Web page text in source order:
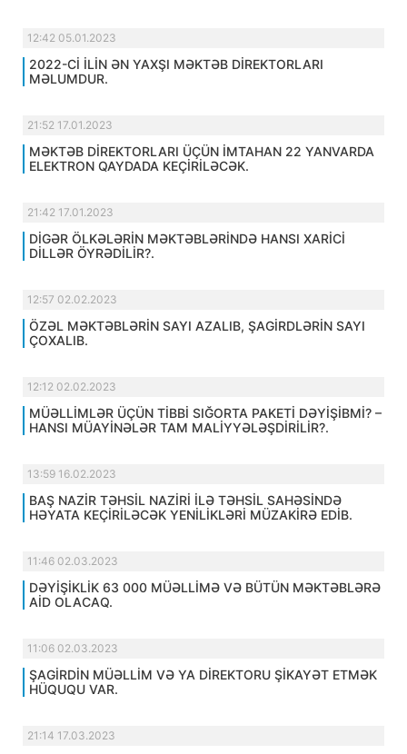
12:42 05.01.2023
2022-Cİ İLİN ƏN YAXŞI MƏKTƏB DİREKTORLARI
MƏLUMDUR.
21:52 17.01.2023
MƏKTƏB DİREKTORLARI ÜÇÜN İMTAHAN 22 YANVARDA
ELEKTRON QAYDADA KEÇİRİLƏCƏK.
21:42 17.01.2023
DİGƏR ÖLKƏLƏRİN MƏKTƏBLƏRİNDƏ HANSI XARİCİ
DİLLƏR ÖYRƏDİLİR?.
12:57 02.02.2023
ÖZƏL MƏKTƏBLƏRİN SAYI AZALIB, ŞAGİRDLƏRİN SAYI
ÇOXALIB.
12:12 02.02.2023
MÜƏLLİMLƏR ÜÇÜN TİBBİ SIĞORTA PAKETİ DƏYİŞİBMİ? –
HANSI MÜAYİNƏLƏR TAM MALİYYƏLƏŞDİRİLİR?.
13:59 16.02.2023
BAŞ NAZİR TƏHSİL NAZİRİ İLƏ TƏHSİL SAHƏSİNDƏ
HƏYATA KEÇİRİLƏCƏK YENİLİKLƏRİ MÜZAKİRƏ EDİB.
11:46 02.03.2023
DƏYİŞİKLİK 63 000 MÜƏLLİMƏ VƏ BÜTÜN MƏKTƏBLƏRƏ
AİD OLACAQ.
11:06 02.03.2023
ŞAGİRDİN MÜƏLLİM VƏ YA DİREKTORU ŞİKAYƏT ETMƏK
HÜQUQU VAR.
21:14 17.03.2023